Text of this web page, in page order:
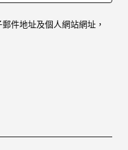
件地址及個人網站網址，